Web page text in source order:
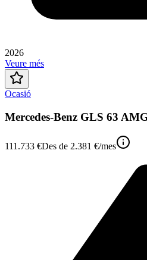
2026
Veure més
Ocasió
Mercedes-Benz GLS 63
111.733 €Des de 2.381 €/mes